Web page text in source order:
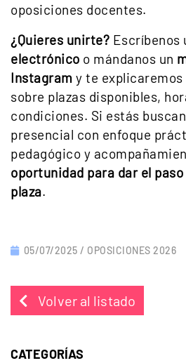
oposiciones docentes.
¿Quieres unirte? Escríbenos
electrónico o mándanos un
Instagram y te
sobre plazas disponibles,
condiciones. Si estás
presencial con enfoque
pedagógico y
oportunidad para dar el
plaza.
05/07/2025 / OPOSICIONES 2026
Volver al listado
CATEGORÍAS